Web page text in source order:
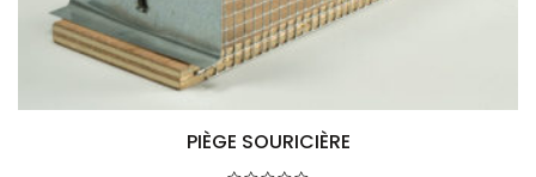
PIÈGE SOURICIÈRE
Ajouter au panier